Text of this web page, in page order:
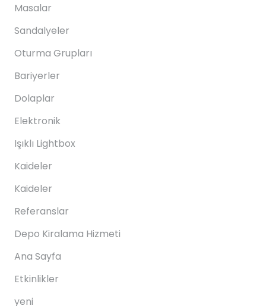
Masalar
Sandalyeler
Oturma Grupları
Bariyerler
Dolaplar
Elektronik
Işıklı Lightbox
Kaideler
Kaideler
Referanslar
Depo Kiralama Hizmeti
Ana Sayfa
Etkinlikler
yeni